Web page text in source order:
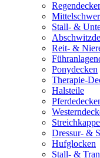
Stall- &
Reit- &
Ponydecken
Therapie-
Halsteile
Dressur- &
Hufglocken
Stall- &